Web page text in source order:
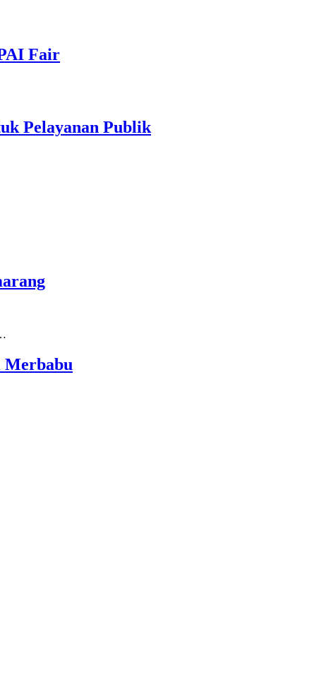
Fair
Pelayanan Publik
Merbabu